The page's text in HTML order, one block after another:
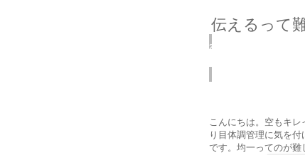
伝えるって
2019
こんにちは。空もキ
り目体調管理に気を
です。均一ってのが難